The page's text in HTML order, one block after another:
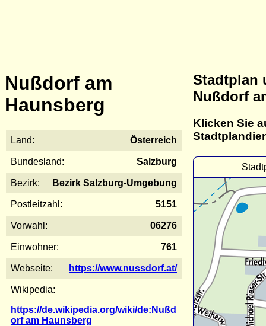
Nußdorf am
Haunsberg
Land: Österreich
Bundesland: Salzburg
Bezirk: Bezirk Salzburg-Umgebung
Postleitzahl: 5151
Vorwahl: 06276
Einwohner: 761
Webseite: https://www.nussdorf.at/
Wikipedia:
https://de.wikipedia.org/wiki/de:Nußd
orf am Haunsberg
Stadtplan
Nußdorf
Klicken Sie